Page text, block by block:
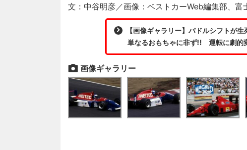
文：中谷明彦／画像：ベストカーWeb編集部、
【画像ギャラリー】パドルシフトが
単なるおもちゃに非ず!! 運転に劇的
画像ギャラリー